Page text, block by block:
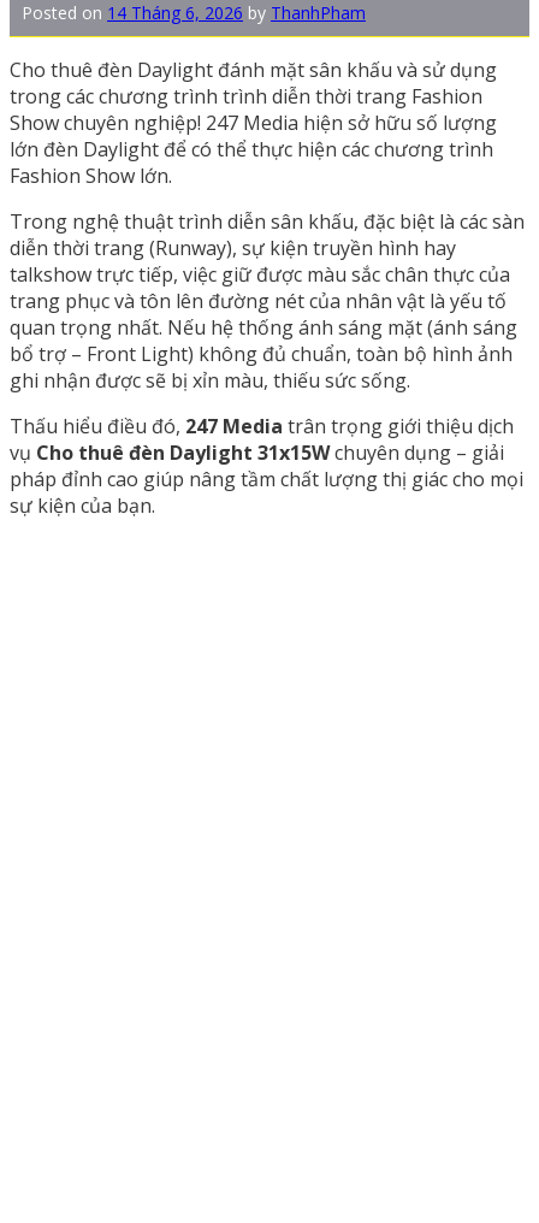
Posted on 14 Tháng 6, 2026 by ThanhPham
Cho thuê đèn Daylight đánh mặt sân khấu và sử dụng
trong các chương trình trình diễn thời trang Fashion
Show chuyên nghiệp! 247 Media hiện sở hữu số lượng
lớn đèn Daylight để có thể thực hiện các chương trình
Fashion Show lớn.
Trong nghệ thuật trình diễn sân khấu, đặc biệt là các sàn
diễn thời trang (Runway), sự kiện truyền hình hay
talkshow trực tiếp, việc giữ được màu sắc chân thực của
trang phục và tôn lên đường nét của nhân vật là yếu tố
quan trọng nhất. Nếu hệ thống ánh sáng mặt (ánh sáng
bổ trợ – Front Light) không đủ chuẩn, toàn bộ hình ảnh
ghi nhận được sẽ bị xỉn màu, thiếu sức sống.
Thấu hiểu điều đó, 247 Media trân trọng giới thiệu dịch
vụ Cho thuê đèn Daylight 31x15Wchuyên dụng – giải
pháp đỉnh cao giúp nâng tầm chất lượng thị giác cho mọi
sự kiện của bạn.